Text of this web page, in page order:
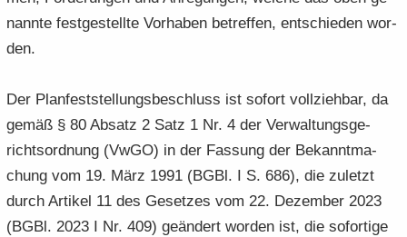
nann­te fest­ge­stell­te Vor­ha­ben be­tref­fen, ent­schie­den wor­
den.
Der Plan­fest­stel­lungs­be­schluss ist so­fort voll­zieh­bar, da
gemäß § 80 Ab­satz 2 Satz 1 Nr. 4 der Ver­wal­tungs­ge­
richts­ord­nung (VwGO) in der Fas­sung der Be­kannt­ma­
chung vom 19. März 1991 (BGBl. I S. 686), die zu­letzt
durch Ar­ti­kel 11 des Ge­set­zes vom 22. De­zem­ber 2023
(BGBl. 2023 I Nr. 409) ge­än­dert wor­den ist, die so­for­ti­ge